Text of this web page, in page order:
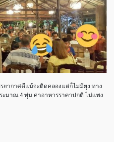
ยากาศดีแม้จะติดคลองแต่ก็ไม่มียุง ทาง
ะมาณ 4 ทุ่ม ค่าอาหารราคาปกติ ไม่แพง